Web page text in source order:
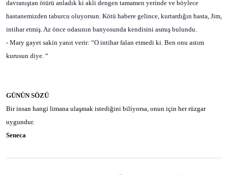
davranıştan ötürü anladık ki akli dengen tamamen yerinde ve böylece
hastanemizden taburcu oluyorsun. Kötü habere gelince, kurtardığın hasta, Jim,
intihar etmiş. Az önce odasının banyosunda kendisini asmış bulundu.
- Mary gayet sakin yanıt verir: “O intihar falan etmedi ki. Ben onu astım
kurusun diye. “
GÜNÜN SÖZÜ
Bir insan hangi limana ulaşmak istediğini biliyorsa, onun için her rüzgar
uygundur.
Seneca